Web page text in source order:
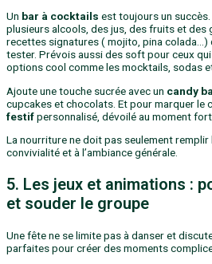
Un bar à cocktails est toujours un
plusieurs alcools, des jus, des fruits et des
recettes signatures ( mojito, pina colada…)
tester. Prévois aussi des soft pour ceux
options cool comme les mocktails, sodas
Ajoute une touche sucrée avec un candy
cupcakes et chocolats. Et pour marquer le
festifpersonnalisé, dévoilé au moment fort
La nourriture ne doit pas seulement
convivialité et à l’ambiance générale.
5. Les jeux et animations :
et souder le groupe
Une fête ne se limite pas à danser et
parfaites pour créer des moments